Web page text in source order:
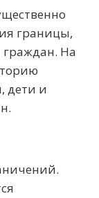
границы,
На
дети и